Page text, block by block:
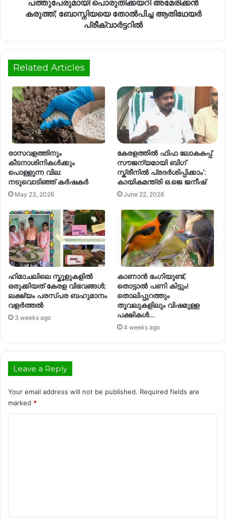
പത്തുപേരുമായി പൊരുതിക്കയറി അമേരിക്കൻ
കരുത്ത്; ബോസ്നിയയെ തോൽപിച്ച ആതിഥേയർ
പ്രീക്വാർട്ടറിൽ
Related Articles
രാസവളത്തിനും
കീടനാശിനികൾക്കും
പൊള്ളുന്ന വില:
നടുവൊടിഞ്ഞ് കർഷകർ
May 23, 2026
കേരളത്തിൽ ഫിഫ ലോകകപ്പ്
സൗജന്യമായി ബിഗ്
സ്ക്രീനിൽ പ്രദർശിപ്പിക്കാം’:
കായികമന്ത്രി ഒ.ജെ ജനീഷ്
June 22, 2026
ഹിമാചലിലെ സ്കൂളുകളിൽ
ഒരുക്കിയത് കേരള വിഭവങ്ങൾ;
ലക്ഷ്യം പരസ്പര ബഹുമാനം
വളർത്തൽ
3 weeks ago
കാണാൻ ഭംഗിയുണ്ട്,
തൊട്ടാൽ പണി കിട്ടും!
തൊലിപ്പുറത്തും
തൂവലുകളിലും വിഷമുള്ള
പക്ഷികൾ…
4 weeks ago
Leave a Reply
Your email address will not be published. Required fields are
marked *